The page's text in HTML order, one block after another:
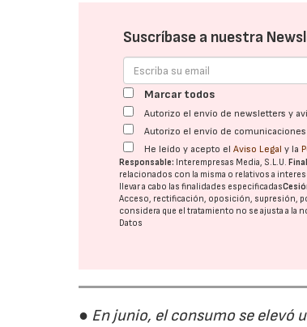
Suscríbase a nuestra
Marcar todos
Autorizo el envío de newsletters y
Autorizo el envío de
He leído y acepto elAviso Legal y la
Responsable: Interempresas Media, S.L.U.
relacionados con la misma o relativos a
llevar a cabo las finalidades especificadas
Acceso, rectificación, oposición, supresión,
considera que el tratamiento no se ajusta a la
Datos
● En junio, el consumo se elevó